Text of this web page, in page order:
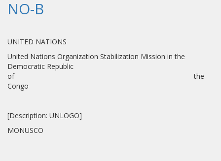
NO-B
UNITED NATIONS
United Nations Organization Stabilization Mission in the
Democratic Republic
of the
Congo
[Description: UNLOGO]
MONUSCO